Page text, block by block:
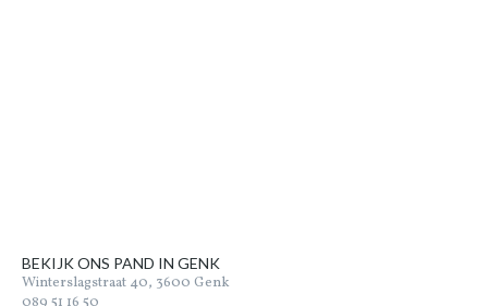
BEKIJK ONS PAND IN GENK
Winterslagstraat 40, 3600 Genk